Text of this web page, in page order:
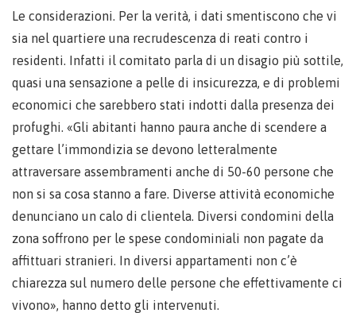
Le considerazioni. Per la verità, i dati smentiscono che vi
sia nel quartiere una recrudescenza di reati contro i
residenti. Infatti il comitato parla di un disagio più sottile,
quasi una sensazione a pelle di insicurezza, e di problemi
economici che sarebbero stati indotti dalla presenza dei
profughi. «Gli abitanti hanno paura anche di scendere a
gettare l’immondizia se devono letteralmente
attraversare assembramenti anche di 50-60 persone che
non si sa cosa stanno a fare. Diverse attività economiche
denunciano un calo di clientela. Diversi condomini della
zona soffrono per le spese condominiali non pagate da
affittuari stranieri. In diversi appartamenti non c’è
chiarezza sul numero delle persone che effettivamente ci
vivono», hanno detto gli intervenuti.